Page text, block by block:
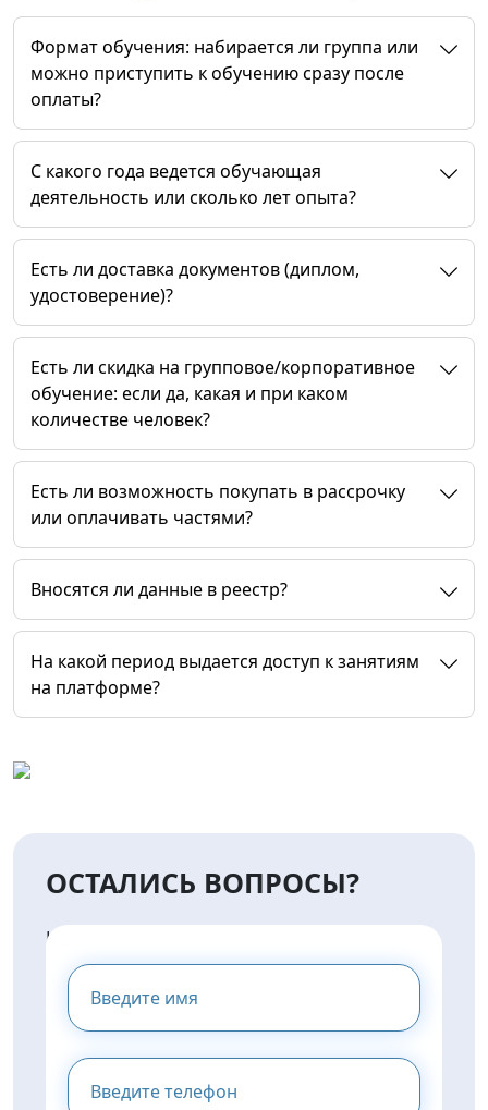
Формат обучения: набирается ли группа или
можно приступить к обучению сразу после
оплаты?
C какого года ведется обучающая
деятельность или сколько лет опыта?
Есть ли доставка документов (диплом,
удостоверение)?
Есть ли скидка на групповое/корпоративное
обучение: если да, какая и при каком
количестве человек?
Есть ли возможность покупать в рассрочку
или оплачивать частями?
Вносятся ли данные в реестр?
На какой период выдается доступ к занятиям
на платформе?
ОСТАЛИСЬ ВОПРОСЫ?
НАПИШИТЕ НАМ И МЫ
ПРЕДОСТАВИМ ВАМ
КОНСУЛЬТАЦИЮ